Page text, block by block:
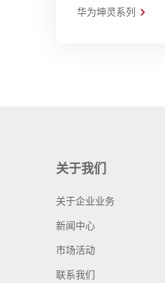
华为坤灵系列
关于我们
关于企业业务
新闻中心
市场活动
联系我们